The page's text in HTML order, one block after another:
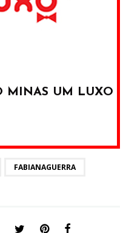
MINAS UM LUXO
FABIANAGUERRA